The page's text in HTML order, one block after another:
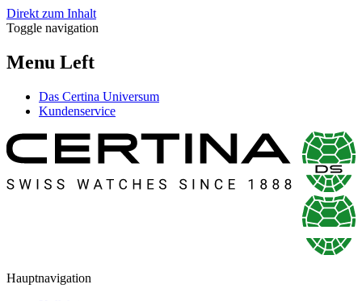
Direkt zum Inhalt
Toggle navigation
Menu Left
Das Certina Universum
Kundenservice
Hauptnavigation